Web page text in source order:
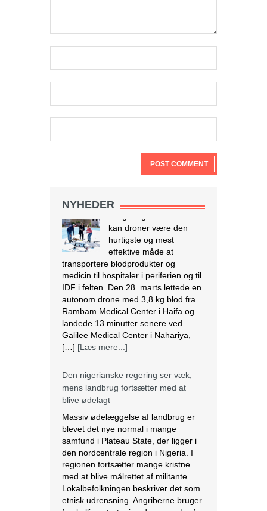
NYHEDER
I krigs- og katastrofetider
hurtigste og mest
effektive måde at
transportere blodprodukter og
medicin til hospitaler i periferien og til
autonom drone med 3,8 kg blod fra
Rambam Medical Center i Haifa og
landede 13 minutter senere ved
Galilee Medical Center i Nahariya,
[…][Læs mere...]
Den nigerianske regering ser væk,
mens landbrug fortsætter med at
blive ødelagt
Massiv ødelæggelse af landbrug er
blevet det nye normal i mange
samfund i Plateau State, der ligger i
den nordcentrale region i Nigeria. I
med at blive målrettet af militante.
Lokalbefolkningen beskriver det som
etnisk udrensning. Angriberne bruger
forskellige strategier, der spænder fra
drab, afbrænding af huse og
fødevarelagre og ødelæggelse […]
[Læs mere...]
Tre kristne mere anholdt i Indien
Sidste torsdag blev tre kristne
fængslet, efter at de var blevet